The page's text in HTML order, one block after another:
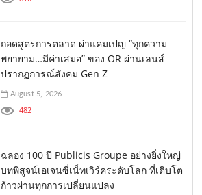
ถอดสูตรการตลาด ผ่าแคมเปญ “ทุกความ
พยายาม…มีค่าเสมอ” ของ OR ผ่านเลนส์
ปรากฏการณ์สังคม Gen Z
August 5, 2026
482
ฉลอง 100 ปี Publicis Groupe อย่างยิ่งใหญ่
บทพิสูจน์เอเจนซี่เน็ทเวิร์คระดับโลก ที่เติบโต
ก้าวผ่านทุกการเปลี่ยนแปลง